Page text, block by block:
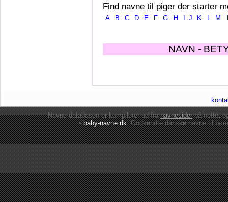
Find navne til piger der starter
A B C D E F G H J K L M
NAVN -
Navne-databasen er kompileret ud franavnesiderpå nettet
•baby-navne.dk: Godkendte danskenavne til børn